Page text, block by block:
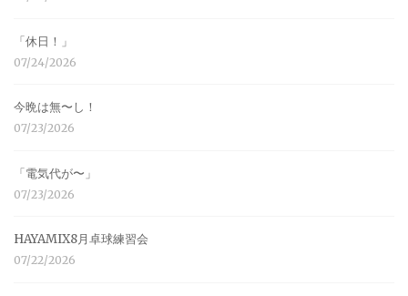
「休日！」
07/24/2026
今晩は無〜し！
07/23/2026
「電気代が〜」
07/23/2026
HAYAMIX8月卓球練習会
07/22/2026